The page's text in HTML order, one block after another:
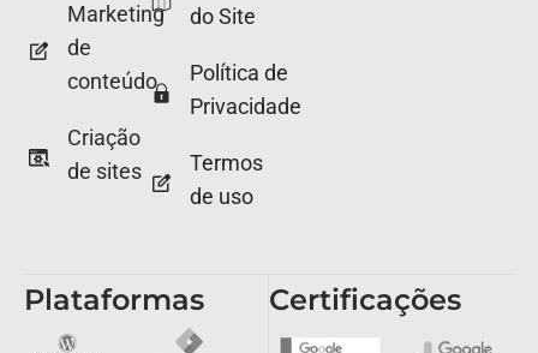
Marketing
de
conteúdo
Criação
de sites
do Site
Política de
Privacidade
Termos
de uso
Plataformas Certificações